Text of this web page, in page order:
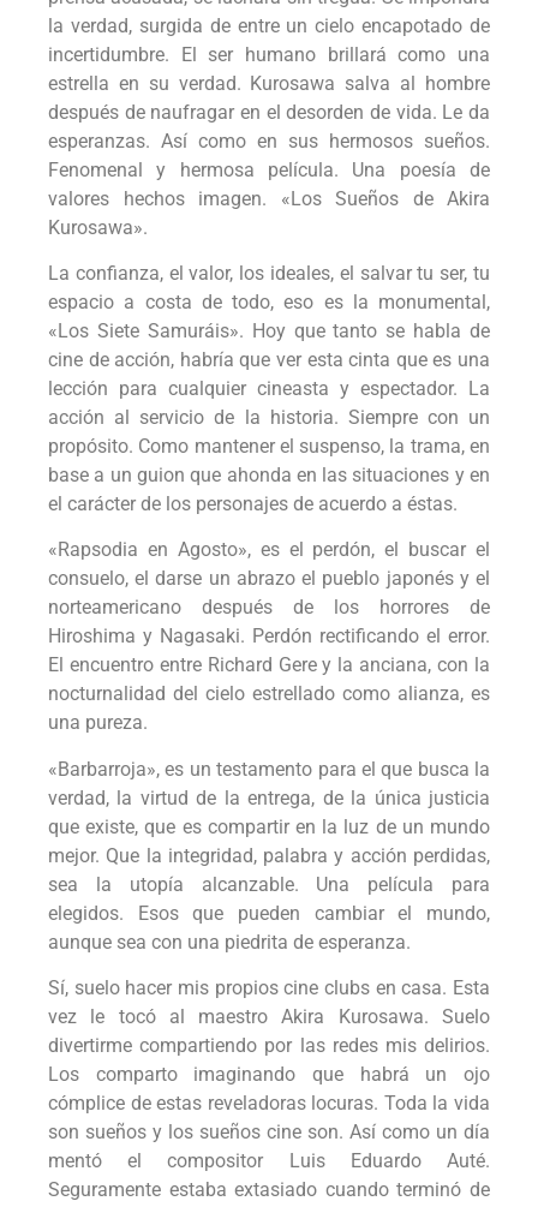
la verdad, surgida de entre un cielo encapotado de
incertidumbre. El ser humano brillará como una
estrella en su verdad. Kurosawa salva al hombre
después de naufragar en el desorden de vida. Le da
esperanzas. Así como en sus hermosos sueños.
Fenomenal y hermosa película. Una poesía de
valores hechos imagen. «Los Sueños de Akira
Kurosawa».
La confianza, el valor, los ideales, el salvar tu ser, tu
espacio a costa de todo, eso es la monumental,
«Los Siete Samuráis». Hoy que tanto se habla de
cine de acción, habría que ver esta cinta que es una
lección para cualquier cineasta y espectador. La
acción al servicio de la historia. Siempre con un
propósito. Como mantener el suspenso, la trama, en
base a un guion que ahonda en las situaciones y en
el carácter de los personajes de acuerdo a éstas.
«Rapsodia en Agosto», es el perdón, el buscar el
consuelo, el darse un abrazo el pueblo japonés y el
norteamericano después de los horrores de
Hiroshima y Nagasaki. Perdón rectificando el error.
El encuentro entre Richard Gere y la anciana, con la
nocturnalidad del cielo estrellado como alianza, es
una pureza.
«Barbarroja», es un testamento para el que busca la
verdad, la virtud de la entrega, de la única justicia
que existe, que es compartir en la luz de un mundo
mejor. Que la integridad, palabra y acción perdidas,
sea la utopía alcanzable. Una película para
elegidos. Esos que pueden cambiar el mundo,
aunque sea con una piedrita de esperanza.
Sí, suelo hacer mis propios cine clubs en casa. Esta
vez le tocó al maestro Akira Kurosawa. Suelo
divertirme compartiendo por las redes mis delirios.
Los comparto imaginando que habrá un ojo
cómplice de estas reveladoras locuras. Toda la vida
son sueños y los sueños cine son. Así como un día
mentó el compositor Luis Eduardo Auté.
Seguramente estaba extasiado cuando terminó de